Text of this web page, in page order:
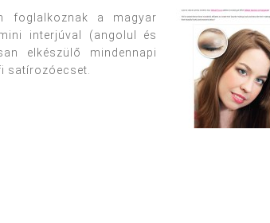
foglalkoznak a magyar
interjúval (angolul és
elkészülő mindennapi
satírozóecset.